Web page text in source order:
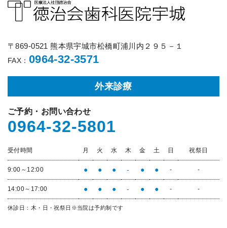
〒869-0521 熊本県宇城市松橋町浦川内２９５－１
FAX： 0964-32-3571
外来診療
ご予約・お問い合わせ
0964-32-5801
受付時間 月 火 水 木 金 土 日 祝祭日
9:00～12:00 ● ● ● - ● ● - -
14:00～17:00 ● ● ● - ● ● - -
休診日：木・日・祝祭日 ※当院は予約制です